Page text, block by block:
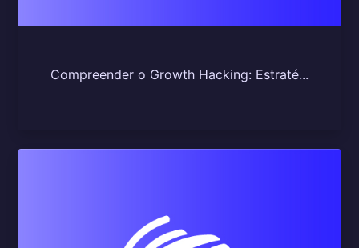
Compreender o Growth Hacking: Estraté...